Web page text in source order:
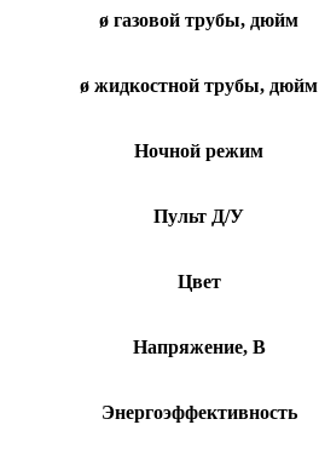
ø газовой трубы, дюйм
ø жидкостной трубы, дюйм
Ночной режим
Пульт Д/У
Цвет
Напряжение, В
Энергоэффективность